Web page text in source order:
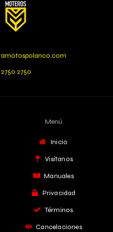
2750 2750
Menú
Inicio
Visítanos
Manuales
Privacidad
Términos
Cancelaciones